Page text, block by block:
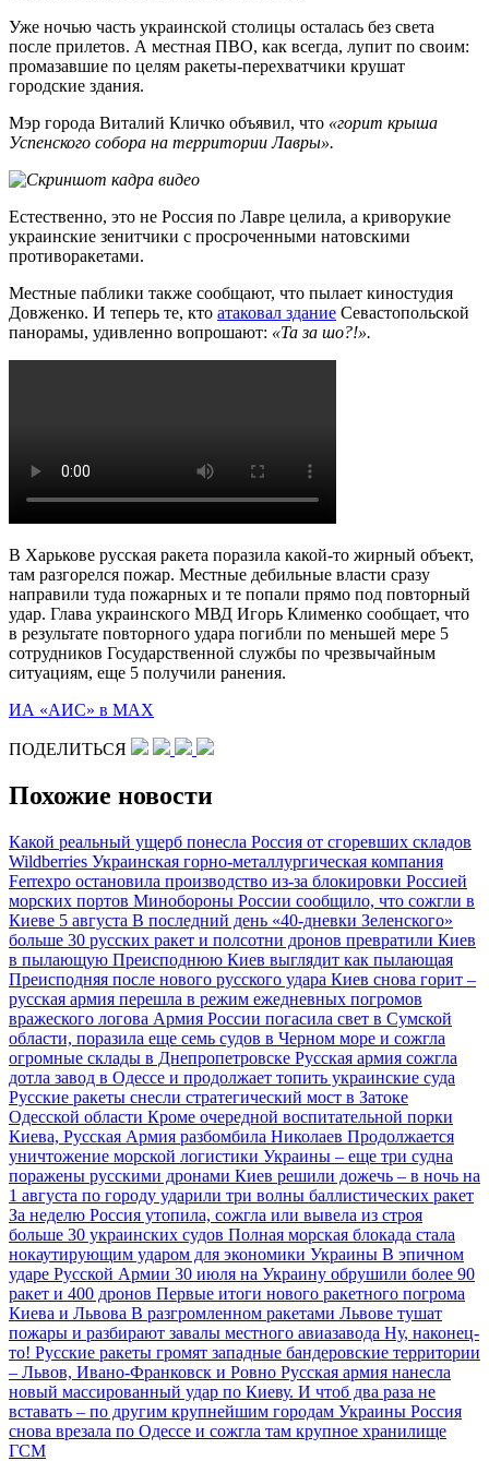
Уже ночью часть украинской столицы осталась без света
после прилетов. А местная ПВО, как всегда, лупит по своим:
промазавшие по целям ракеты-перехватчики крушат
городские здания.
Мэр города Виталий Кличко объявил, что «горит крыша
Успенского собора на территории Лавры».
Естественно, это не Россия по Лавре целила, а криворукие
украинские зенитчики с просроченными натовскими
противоракетами.
Местные паблики также сообщают, что пылает киностудия
Довженко. И теперь те, кто атаковал здание Севастопольской
панорамы, удивленно вопрошают: «Та за шо?!».
В Харькове русская ракета поразила какой-то жирный объект,
там разгорелся пожар. Местные дебильные власти сразу
направили туда пожарных и те попали прямо под повторный
удар. Глава украинского МВД Игорь Клименко сообщает, что
в результате повторного удара погибли по меньшей мере 5
сотрудников Государственной службы по чрезвычайным
ситуациям, еще 5 получили ранения.
ИА «АИС» в МАХ
ПОДЕЛИТЬСЯ
Похожие новости
Какой реальный ущерб понесла Россия от сгоревших складов
Wildberries Украинская горно-металлургическая компания
Ferrexpo остановила производство из-за блокировки Россией
морских портов Минобороны России сообщило, что сожгли в
Киеве 5 августа В последний день «40-дневки Зеленского»
больше 30 русских ракет и полсотни дронов превратили Киев
в пылающую Преисподнюю Киев выглядит как пылающая
Преисподняя после нового русского удара Киев снова горит –
русская армия перешла в режим ежедневных погромов
вражеского логова Армия России погасила свет в Сумской
области, поразила еще семь судов в Черном море и сожгла
огромные склады в Днепропетровске Русская армия сожгла
дотла завод в Одессе и продолжает топить украинские суда
Русские ракеты снесли стратегический мост в Затоке
Одесской области Кроме очередной воспитательной порки
Киева, Русская Армия разбомбила Николаев Продолжается
уничтожение морской логистики Украины – еще три судна
поражены русскими дронами Киев решили дожечь – в ночь на
1 августа по городу ударили три волны баллистических ракет
За неделю Россия утопила, сожгла или вывела из строя
больше 30 украинских судов Полная морская блокада стала
нокаутирующим ударом для экономики Украины В эпичном
ударе Русской Армии 30 июля на Украину обрушили более 90
ракет и 400 дронов Первые итоги нового ракетного погрома
Киева и Львова В разгромленном ракетами Львове тушат
пожары и разбирают завалы местного авиазавода Ну, наконец-
то! Русские ракеты громят западные бандеровские территории
– Львов, Ивано-Франковск и Ровно Русская армия нанесла
новый массированный удар по Киеву. И чтоб два раза не
вставать – по другим крупнейшим городам Украины Россия
снова врезала по Одессе и сожгла там крупное хранилище
ГСМ